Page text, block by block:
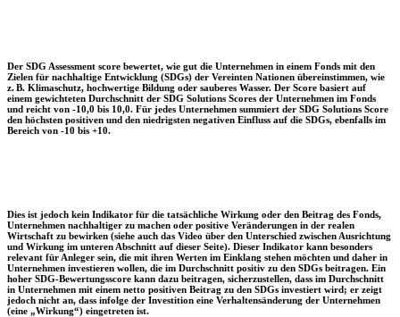
Der SDG Assessment score bewertet, wie gut die Unternehmen in einem Fonds mit den
Zielen für nachhaltige Entwicklung (SDGs) der Vereinten Nationen übereinstimmen, wie
z. B. Klimaschutz, hochwertige Bildung oder sauberes Wasser. Der Score basiert auf
einem gewichteten Durchschnitt der SDG Solutions Scores der Unternehmen im Fonds
und reicht von -10,0 bis 10,0. Für jedes Unternehmen summiert der SDG Solutions Score
den höchsten positiven und den niedrigsten negativen Einfluss auf die SDGs, ebenfalls im
Bereich von -10 bis +10.
Dies ist jedoch kein Indikator für die tatsächliche Wirkung oder den Beitrag des Fonds,
Unternehmen nachhaltiger zu machen oder positive Veränderungen in der realen
Wirtschaft zu bewirken (siehe auch das Video über den Unterschied zwischen Ausrichtung
und Wirkung im unteren Abschnitt auf dieser Seite). Dieser Indikator kann besonders
relevant für Anleger sein, die mit ihren Werten im Einklang stehen möchten und daher in
Unternehmen investieren wollen, die im Durchschnitt positiv zu den SDGs beitragen. Ein
hoher SDG-Bewertungsscore kann dazu beitragen, sicherzustellen, dass im Durchschnitt
in Unternehmen mit einem netto positiven Beitrag zu den SDGs investiert wird; er zeigt
jedoch nicht an, dass infolge der Investition eine Verhaltensänderung der Unternehmen
(eine „Wirkung“) eingetreten ist.